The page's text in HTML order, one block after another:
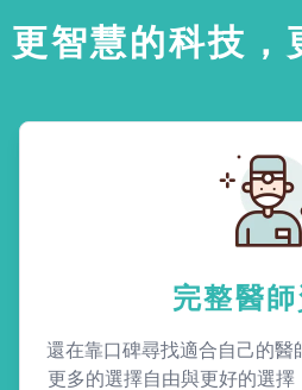
更智慧的科技，
完整醫
還在靠口碑尋找適合自己的
更多的選擇自由與更好的選擇